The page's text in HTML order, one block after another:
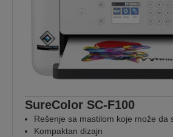
SureColor SC-F100
Rešenje sa mastilom koje može da
Kompaktan dizajn